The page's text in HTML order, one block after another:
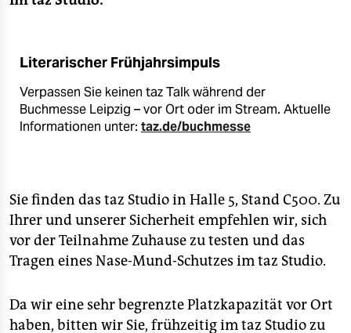
Literarischer Frühjahrsimpuls
Verpassen Sie keinen taz Talk während der
Buchmesse Leipzig – vor Ort oder im Stream. Aktuelle
Informationen unter: taz.de/buchmesse
Sie finden das taz Studio in Halle 5, Stand C500. Zu
Ihrer und unserer Sicherheit empfehlen wir, sich
vor der Teilnahme Zuhause zu testen und das
Tragen eines Nase-Mund-Schutzes im taz Studio.
Da wir eine sehr begrenzte Platzkapazität vor Ort
haben, bitten wir Sie, frühzeitig im taz Studio zu